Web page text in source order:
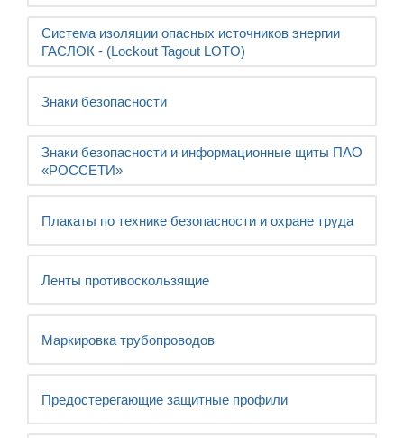
Система изоляции опасных источников энергии
ГАСЛОК - (Lockout Tagout LOTO)
Знаки безопасности
Знаки безопасности и информационные щиты ПАО
«РОССЕТИ»
Плакаты по технике безопасности и охране труда
Ленты противоскользящие
Маркировка трубопроводов
Предостерегающие защитные профили